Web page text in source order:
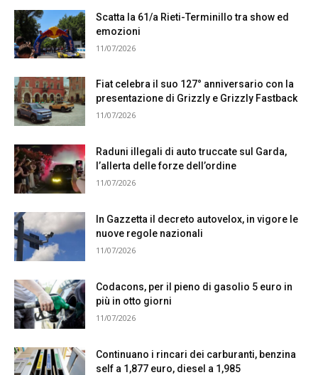
Scatta la 61/a Rieti-Terminillo tra show ed
emozioni
11/07/2026
Fiat celebra il suo 127° anniversario con la
presentazione di Grizzly e Grizzly Fastback
11/07/2026
Raduni illegali di auto truccate sul Garda,
l’allerta delle forze dell’ordine
11/07/2026
In Gazzetta il decreto autovelox, in vigore le
nuove regole nazionali
11/07/2026
Codacons, per il pieno di gasolio 5 euro in
più in otto giorni
11/07/2026
Continuano i rincari dei carburanti, benzina
self a 1,877 euro, diesel a 1,985